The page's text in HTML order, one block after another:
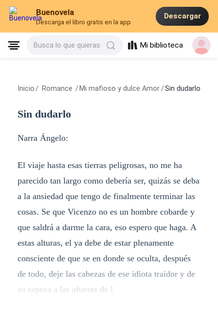
Buenovela
Descarga el libro gratis en la app
Descargar
Busca lo que quieras Mi biblioteca
Inicio / Romance / Mi mafioso y dulce Amor /Sin dudarlo
Sin dudarlo
Narra Ángelo:
El viaje hasta esas tierras peligrosas, no me ha
parecido tan largo como debería ser, quizás se deba
a la ansiedad que tengo de finalmente terminar las
cosas. Se que Vicenzo no es un hombre cobarde y
que saldrá a darme la cara, eso espero que haga. A
estas alturas, el ya debe de estar plenamente
consciente de que se en donde se oculta, después
de todo, deje las cabezas de ese idiota traidor y de
su esposa a las afueras de l